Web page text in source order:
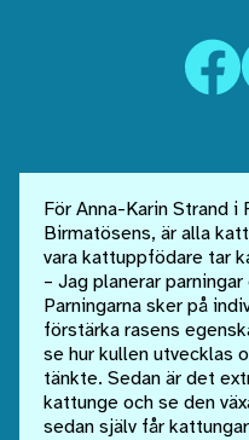
För Anna-Karin Strand i
Birmatösens, är alla
vara kattuppfödare tar
– Jag planerar
Parningarna sker på
förstärka rasens
se hur kullen utvecklas
tänkte. Sedan är det
kattunge och se den
sedan själv får